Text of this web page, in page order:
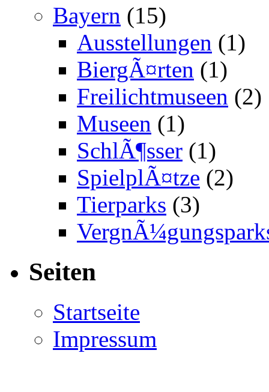
Bayern (15)
Ausstellungen (1)
BiergÃ¤rten (1)
Freilichtmuseen (2)
Museen (1)
SchlÃ¶sser (1)
SpielplÃ¤tze (2)
Tierparks (3)
Seiten
Startseite
Impressum